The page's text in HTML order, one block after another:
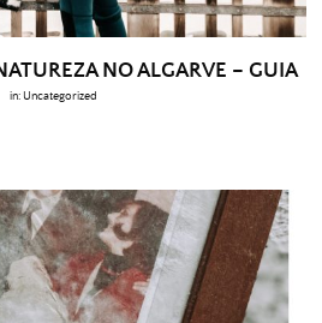
NO ALGARVE – GUIA
in: Uncategorized